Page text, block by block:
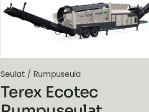
Seulat / Rumpuseula
Terex Ecotec